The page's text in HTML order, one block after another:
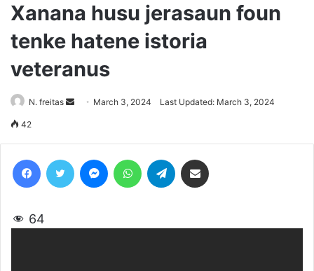
Xanana husu jerasaun foun
tenke hatene istoria
veteranus
N. freitas
SendMarch 3, 2024 Last Updated: March 3, 2024
42
64